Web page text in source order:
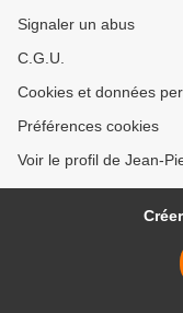
Signaler un abus
C.G.U.
Cookies et données
Préférences cookies
Voir le profil de Jean-